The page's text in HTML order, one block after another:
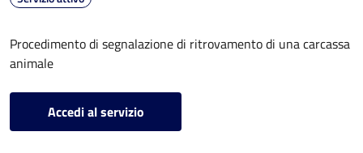
Procedimento di segnalazione di ritrovamento di una carcassa
animale
Accedi al servizio